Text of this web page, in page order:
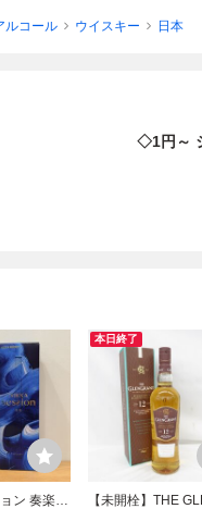
ルコール ウイスキー 日本
◇1円～
ン 奏楽 N
本日終了
【未開栓】THE